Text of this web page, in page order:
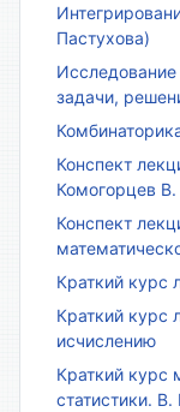
Пастухова)
задачи,
Конспект
Комогорцев
Конспект
Краткий курс
Краткий курс
исчислению
Краткий курс
статистики. В.